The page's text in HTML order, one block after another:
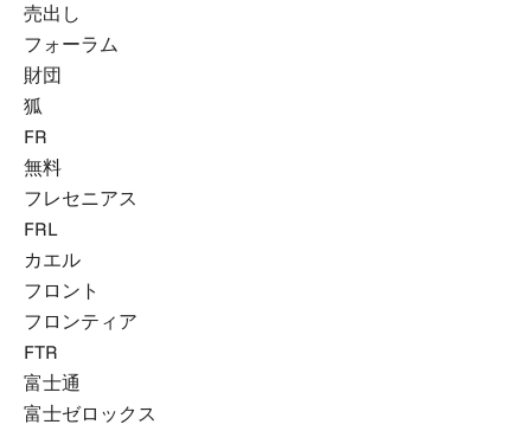
売出し
フォーラム
財団
狐
FR
無料
フレセニアス
FRL
カエル
フロント
フロンティア
FTR
富士通
富士ゼロックス